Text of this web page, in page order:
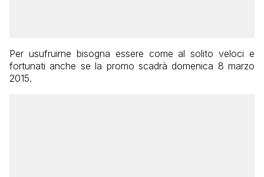
Per usufruirne bisogna essere come al solito veloci e
fortunati anche se la promo scadrà domenica 8 marzo
2015.